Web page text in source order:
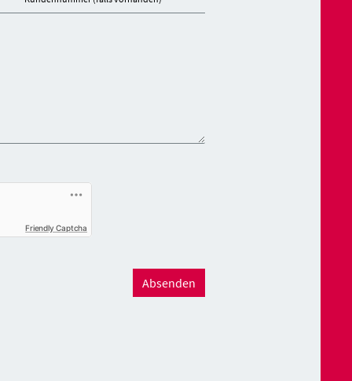
Friendly Captcha
Absenden